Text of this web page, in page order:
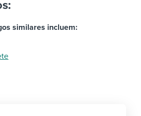
similares incluem: